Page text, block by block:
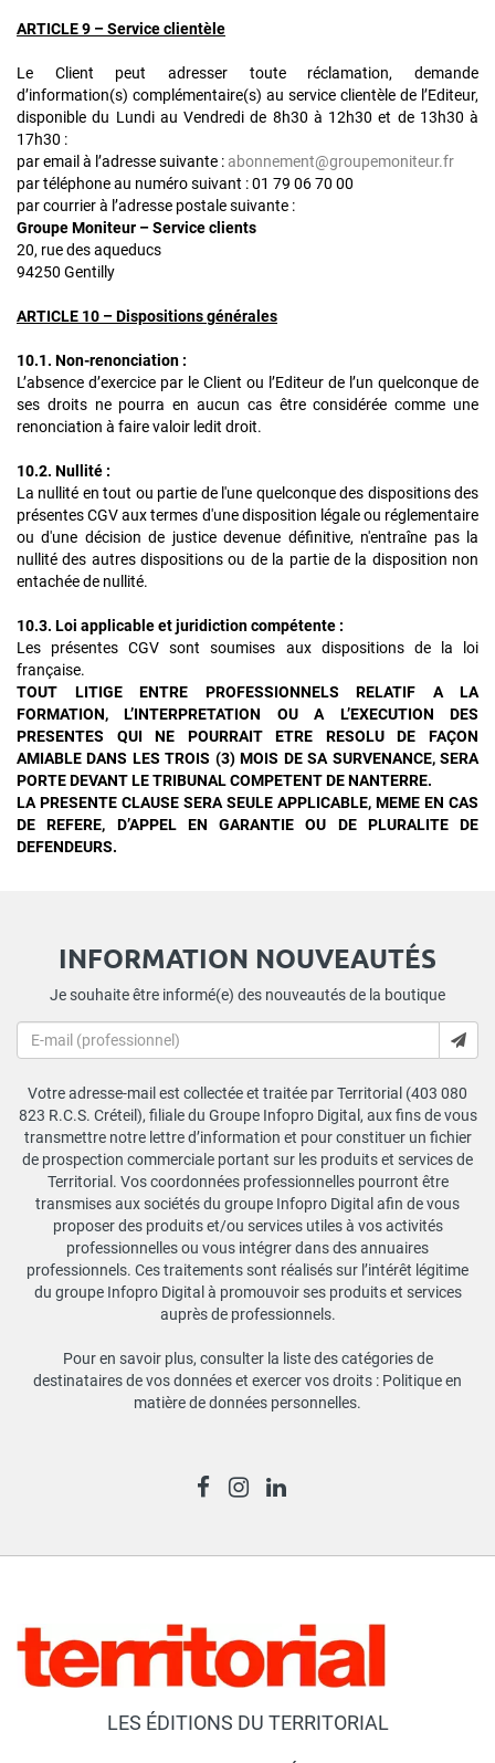
ARTICLE 9 – Service clientèle
Le Client peut adresser toute réclamation, demande
d’information(s) complémentaire(s) au service clientèle de l’Editeur,
disponible du Lundi au Vendredi de 8h30 à 12h30 et de 13h30 à
17h30 :
par email à l’adresse suivante :abonnement@groupemoniteur.fr
par téléphone au numéro suivant : 01 79 06 70 00
par courrier à l’adresse postale suivante :
Groupe Moniteur – Service clients
20, rue des aqueducs
94250 Gentilly
ARTICLE 10 – Dispositions générales
10.1. Non-renonciation :
L’absence d’exercice par le Client ou l’Editeur de l’un quelconque de
ses droits ne pourra en aucun cas être considérée comme une
renonciation à faire valoir ledit droit.
10.2. Nullité :
La nullité en tout ou partie de l'une quelconque des dispositions des
présentes CGV aux termes d'une disposition légale ou réglementaire
ou d'une décision de justice devenue définitive, n'entraîne pas la
nullité des autres dispositions ou de la partie de la disposition non
entachée de nullité.
10.3. Loi applicable et juridiction compétente :
Les présentes CGV sont soumises aux dispositions de la loi
française.
TOUT LITIGE ENTRE PROFESSIONNELS RELATIF A LA
FORMATION, L’INTERPRETATION OU A L’EXECUTION DES
PRESENTES QUI NE POURRAIT ETRE RESOLU DE FAÇON
AMIABLE DANS LES TROIS (3) MOIS DE SA SURVENANCE, SERA
PORTE DEVANT LE TRIBUNAL COMPETENT DE NANTERRE.
LA PRESENTE CLAUSE SERA SEULE APPLICABLE, MEME EN CAS
DE REFERE, D’APPEL EN GARANTIE OU DE PLURALITE DE
DEFENDEURS.
INFORMATION NOUVEAUTÉS
Je souhaite être informé(e) des nouveautés de la boutique
Votre adresse-mail est collectée et traitée par Territorial (403 080
823 R.C.S. Créteil), filiale du Groupe Infopro Digital, aux fins de vous
transmettre notre lettre d’information et pour constituer un fichier
de prospection commerciale portant sur les produits et services de
Territorial. Vos coordonnées professionnelles pourront être
transmises aux sociétés du groupe Infopro Digital afin de vous
proposer des produits et/ou services utiles à vos activités
professionnelles ou vous intégrer dans des annuaires
professionnels. Ces traitements sont réalisés sur l’intérêt légitime
du groupe Infopro Digital à promouvoir ses produits et services
auprès de professionnels.
Pour en savoir plus, consulter la liste des catégories de
destinataires de vos données et exercer vos droits : Politique en
matière de données personnelles.
LES ÉDITIONS DU TERRITORIAL